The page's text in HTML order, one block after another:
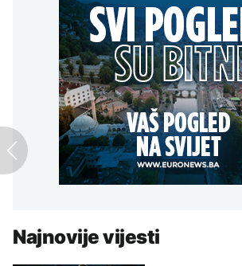
Najnovije vijesti